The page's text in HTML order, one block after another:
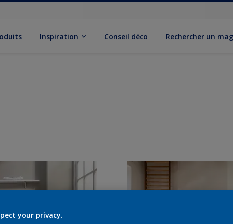
Inspiration Conseil déco Rechercher un
your privacy.